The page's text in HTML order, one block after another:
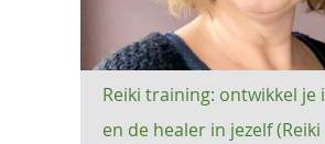
Reiki training: ontwikkel je
en de healer in jezelf (Reiki